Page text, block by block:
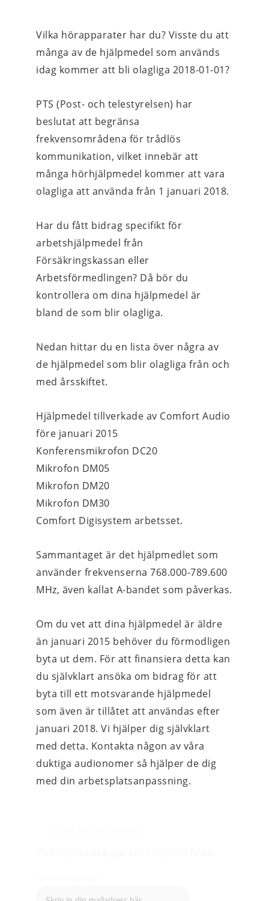
Vilka hörapparater har du? Visste du att
många av de hjälpmedel som används
idag kommer att bli olagliga 2018-01-01?
PTS (Post- och telestyrelsen) har
beslutat att begränsa
frekvensområdena för trådlös
kommunikation, vilket innebär att
många hörhjälpmedel kommer att vara
olagliga att använda från 1 januari 2018.
Har du fått bidrag specifikt för
arbetshjälpmedel från
Försäkringskassan eller
Arbetsförmedlingen? Då bör du
kontrollera om dina hjälpmedel är
bland de som blir olagliga.
Nedan hittar du en lista över några av
de hjälpmedel som blir olagliga från och
med årsskiftet.
Hjälpmedel tillverkade av Comfort Audio
före januari 2015
Konferensmikrofon DC20
Mikrofon DM05
Mikrofon DM20
Mikrofon DM30
Comfort Digisystem arbetsset.
Sammantaget är det hjälpmedlet som
använder frekvenserna 768.000-789.600
MHz, även kallat A-bandet som påverkas.
Om du vet att dina hjälpmedel är äldre
än januari 2015 behöver du förmodligen
byta ut dem. För att finansiera detta kan
du självklart ansöka om bidrag för att
byta till ett motsvarande hjälpmedel
som även är tillåtet att användas efter
januari 2018. Vi hjälper dig självklart
med detta. Kontakta någon av våra
duktiga audionomer så hjälper de dig
med din arbetsplatsanpassning.